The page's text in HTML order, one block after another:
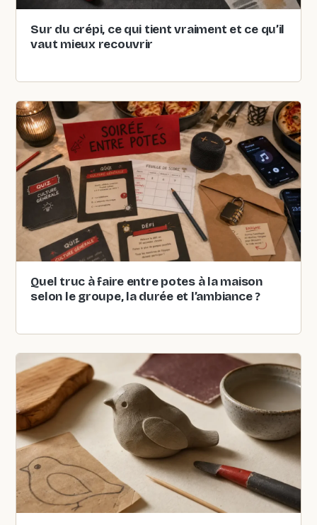
Sur du crépi, ce qui tient vraiment et ce qu’il
vaut mieux recouvrir
Quel truc à faire entre potes à la maison
selon le groupe, la durée et l’ambiance ?